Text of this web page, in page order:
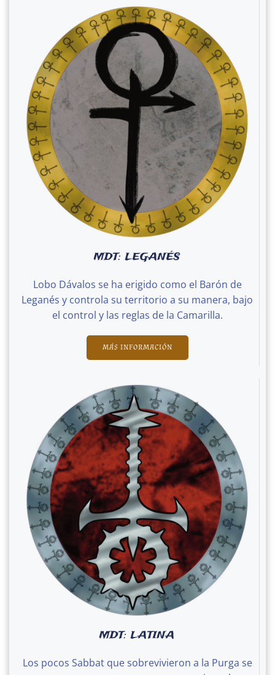
MDT: LEGANÉS
Lobo Dávalos se ha erigido como el Barón de
Leganés y controla su territorio a su manera, bajo
el control y las reglas de la Camarilla.
MÁS INFORMACIÓN
MDT: LATINA
Los pocos Sabbat que sobrevivieron a la Purga se